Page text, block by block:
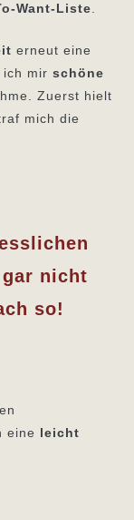
Want-Liste
erneut eine
mir schöne
Zuerst hielt
mich die
nicht
so!
eine leicht